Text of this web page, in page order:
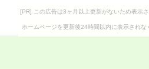
[PR] この広告は3ヶ月以上更新がないため表示さ
ホームページを更新後24時間以内に表示されな